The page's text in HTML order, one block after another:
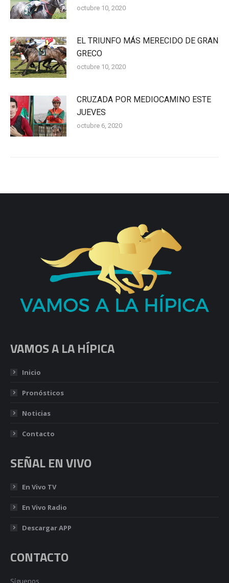
octubre 10, 2020
EL TRIUNFO MÁS MERECIDO DE GRAN
GRECO
octubre 10, 2020
CRUZADA POR MEDIOCAMINO ESTE
JUEVES
octubre 6, 2020
VAMOS A LA HÍPICA
Inicio
Pronósticos
Noticias
Contacto
SEÑAL EN VIVO
En Vivo TV
En Vivo Radio
Descargar APP
CONTACTO
Síguenos